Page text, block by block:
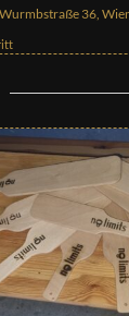
Wurmbstraße 36,